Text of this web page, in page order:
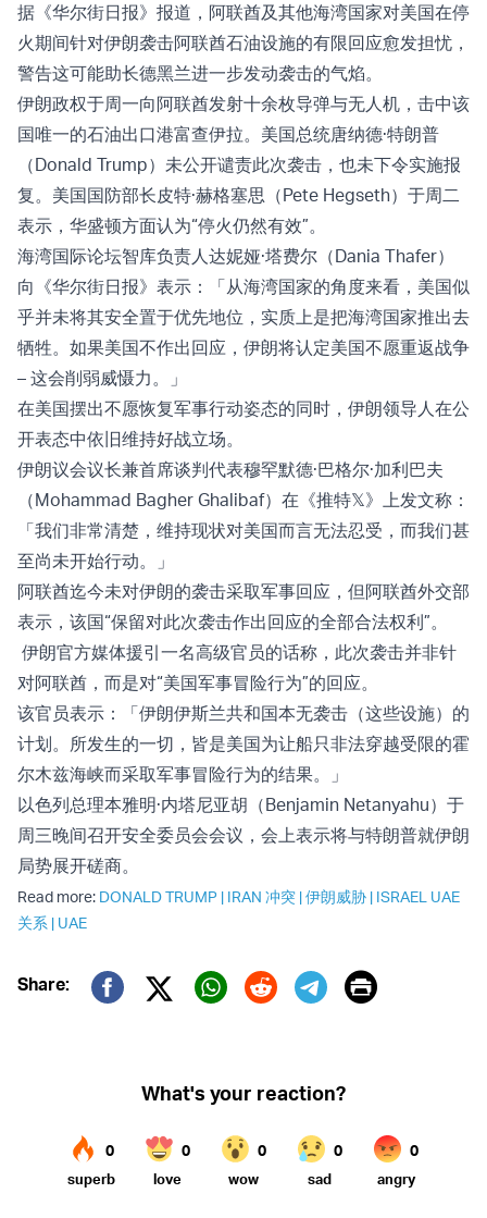
据《华尔街日报》报道，阿联酋及其他海湾国家对美国在停
火期间针对伊朗袭击阿联酋石油设施的有限回应愈发担忧，
警告这可能助长德黑兰进一步发动袭击的气焰。
伊朗政权于周一向阿联酋发射十余枚导弹与无人机，击中该
国唯一的石油出口港富查伊拉。美国总统唐纳德·特朗普
（Donald Trump）未公开谴责此次袭击，也未下令实施报
复。美国国防部长皮特·赫格塞思（Pete Hegseth）于周二
表示，华盛顿方面认为“停火仍然有效”。
海湾国际论坛智库负责人达妮娅·塔费尔（Dania Thafer）
向《华尔街日报》表示：「从海湾国家的角度来看，美国似
乎并未将其安全置于优先地位，实质上是把海湾国家推出去
牺牲。如果美国不作出回应，伊朗将认定美国不愿重返战争
– 这会削弱威慑力。」
在美国摆出不愿恢复军事行动姿态的同时，伊朗领导人在公
开表态中依旧维持好战立场。
伊朗议会议长兼首席谈判代表穆罕默德·巴格尔·加利巴夫
（Mohammad Bagher Ghalibaf）在《推特𝕏》上发文称：
「我们非常清楚，维持现状对美国而言无法忍受，而我们甚
至尚未开始行动。」
阿联酋迄今未对伊朗的袭击采取军事回应，但阿联酋外交部
表示，该国“保留对此次袭击作出回应的全部合法权利”。
伊朗官方媒体援引一名高级官员的话称，此次袭击并非针
对阿联酋，而是对“美国军事冒险行为”的回应。
该官员表示：「伊朗伊斯兰共和国本无袭击（这些设施）的
计划。所发生的一切，皆是美国为让船只非法穿越受限的霍
尔木兹海峡而采取军事冒险行为的结果。」
以色列总理本雅明·内塔尼亚胡（Benjamin Netanyahu）于
周三晚间召开安全委员会会议，会上表示将与特朗普就伊朗
局势展开磋商。
Read more: DONALD TRUMP | IRAN 冲突 |伊朗威胁 | ISRAEL UAE
关系 | UAE
Share:
Twitter (X)
Print